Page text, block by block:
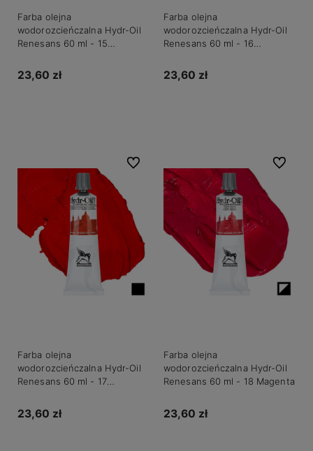
Farba olejna
wodorozcieńczalna Hydr-Oil
Renesans 60 ml - 15
23,60 zł
Farba olejna
wodorozcieńczalna Hydr-Oil
Renesans 60 ml - 16
23,60 zł
Farba olejna
wodorozcieńczalna Hydr-Oil
Renesans 60 ml - 17
23,60 zł
Do ulubionych
Farba olejna
wodorozcieńczalna Hydr-Oil
Renesans 60 ml - 18 Magenta
23,60 zł
Do